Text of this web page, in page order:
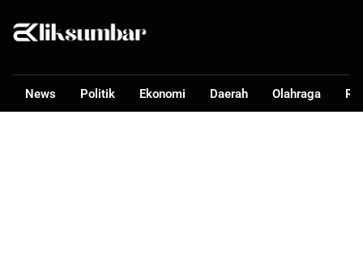
News Politik Ekonomi Daerah Olahraga